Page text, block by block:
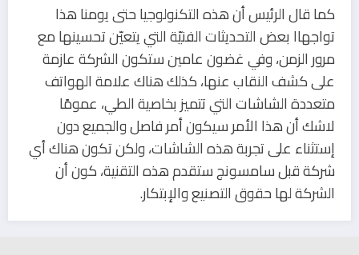
كما قال الرئيس أن هذه التكنولوجيا حتى يومنا هذا
تواجهاا بعض التحديثات الفنيّة التي يتعيّن تحسينها مع
مرور الزمن، وفي غضون عامين ستكون الشركة عازمة
على كشف النقاب عنها، كذلك هناك علامة الهواتف
متعددة الشاشات التي تتميز بخاصية الطي، عمومًا
لاشك أن هذا الأمر سيكون أمر فاصل والجميع دون
إستثناء على تجربة هذه الشاشات، ولكن تكون هناك أي
شركة قبل سامسونج ستقدم هذه التقنية، كون أن
الشركة لها حقوق التصنيع والإبتكار.